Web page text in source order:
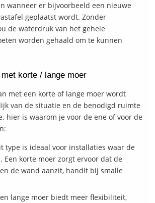
wanneer er bijvoorbeeld een nieuwe
geplaatst wordt. Zonder
de waterdruk van het gehele
worden gehaald om te kunnen
korte / lange moer
met een korte of lange moer wordt
van de situatie en de benodigd ruimte
hier is waarom je voor de ene of voor de
type is ideaal voor installaties waar de
Een korte moer zorgt ervoor dat de
de wand aanzit, handit bij smalle
lange moer biedt meer flexibiliteit,